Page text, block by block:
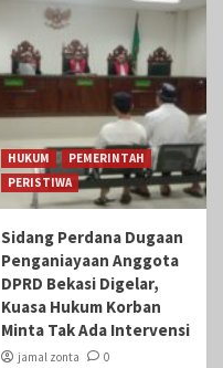
HUKUM
PEMERINTAH
PERISTIWA
Sidang Perdana Dugaan
Penganiayaan Anggota
DPRD Bekasi Digelar,
Kuasa Hukum Korban
Minta Tak Ada Intervensi
jamal zonta 0